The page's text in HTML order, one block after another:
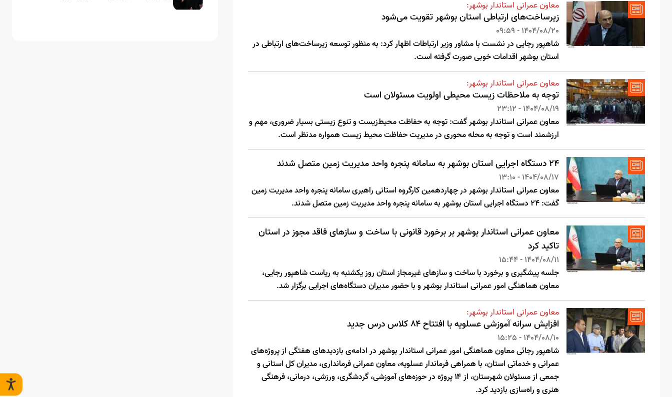
معاون عمرانی استاندار بوشهر:
زیرساخت‌های ارتباطی استان بوشهر تقویت می‌شود
1404/08/20 - 09:59
شاهپور رجایی در نشست با مشاور وزیر ارتباطات اظهار کرد: به منظور توسعه زیرساخت‌های ارتباطی در
استان بوشهر اقدامات خوبی صورت گرفته است.
معاون عمرانی استاندار بوشهر:
توجه به ملاحظات زیست محیطی اولویت مسئولان است
1404/08/19 - 23:12
معاون عمرانی استاندار بوشهر گفت: توجه به حفاظت محیط‌زیست و تنوع زیستی بسیار ضروری، مهم و
ارزشمند است و توجه به محله محوری در مدیریت حفاظت محیط زیست همواره مدنظر است.
۲۴ دستگاه اجرایی استان بوشهر به سامانه پنجره واحد مدیریت زمین متصل شدند
1404/08/17 - 13:10
معاون عمرانی استاندار بوشهر در چهاردهمین کارگروه استانی راهبری سامانه پنجره واحد مدیریت زمین
گفت: ۲۴ دستگاه اجرایی استان بوشهر به سامانه پنجره واحد مدیریت زمین متصل شدند.
معاون عمرانی استاندار بوشهر بر برخورد قانونی با ساخت و سازهای فاقد مجوز در استان
تاکید کرد
1404/08/11 - 15:44
جلسه پیشگیری و برخورد با ساخت و سازهای غیرمجاز استان روز یکشنبه به ریاست شاهپور رجایی،
معاون هماهنگی امور عمرانی استاندار بوشهر و با حضور مدیران دستگاه‌های اجرایی برگزار شد.
معاون عمرانی استاندار بوشهر:
افزایش سرانه آموزشی عسلویه با افتتاح ۸۴ کلاس درس جدید
1404/08/10 - 15:25
شاهپور رجائی معاون هماهنگی امور عمرانی استاندار بوشهر در ادامه‌ی بازدیدهای هفتگی از پروژه‌های
عمرانی و خدماتی استان، با همراهی فرماندار عسلویه، معاون عمرانی فرمانداری، مدیران کل استانی و
جمعی از مسئولان شهرستان، از ۱۴ پروژه در حوزه‌های آموزشی، گردشگری، ورزشی، درمانی، فرهنگی
هنری و راه‌سازی بازدید کرد.